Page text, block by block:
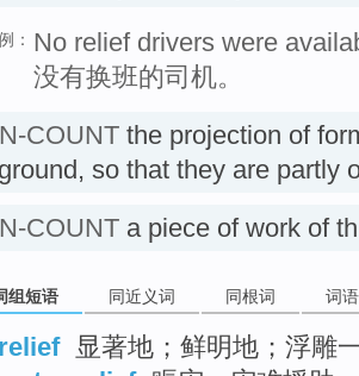
： No relief drivers were
没有换班的司机。
N-COUNT the projection of
ground, so that they are partly
N-COUNT a piece of work of
组短语 同近义词 同根词 词
显著地；鲜明地；浮雕